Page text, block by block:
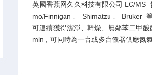
英國香蕉网久久科技有限公司 LC/MS
mo/Finnigan 、 Shimatzu 、 Bruker
可連續獲得潔淨、幹燥、無鄰苯二甲
min，可同時為一台或多台儀器供應氮